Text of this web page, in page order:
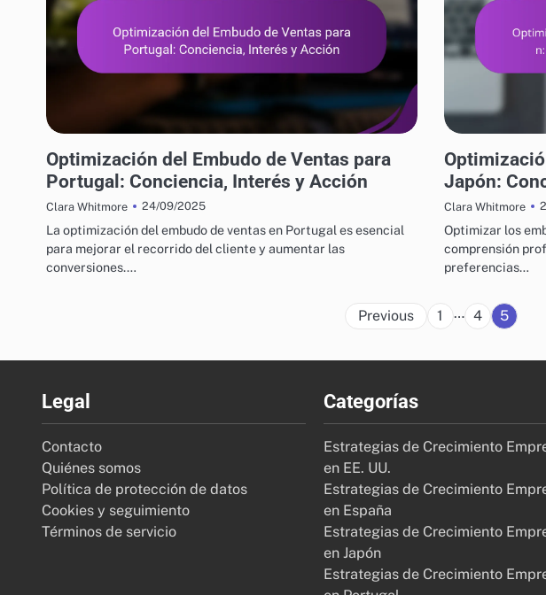
Optimización del Embudo de Ventas para
Portugal: Conciencia, Interés y Acción
Clara Whitmore 24/09/2025
La optimización del embudo de ventas en Portugal es esencial
para mejorar el recorrido del cliente y aumentar las
conversiones.…
Japón:
Clara Whitmore
Optimizar los
comprensión
preferencias…
Posts
Previous 1 … 4 5
Legal
Contacto
Quiénes somos
Política de protección de datos
Cookies y seguimiento
Términos de servicio
Categorías
Estrategias de Crecimiento
en EE. UU.
Estrategias de Crecimiento
en España
Estrategias de Crecimiento
en Japón
Estrategias de Crecimiento